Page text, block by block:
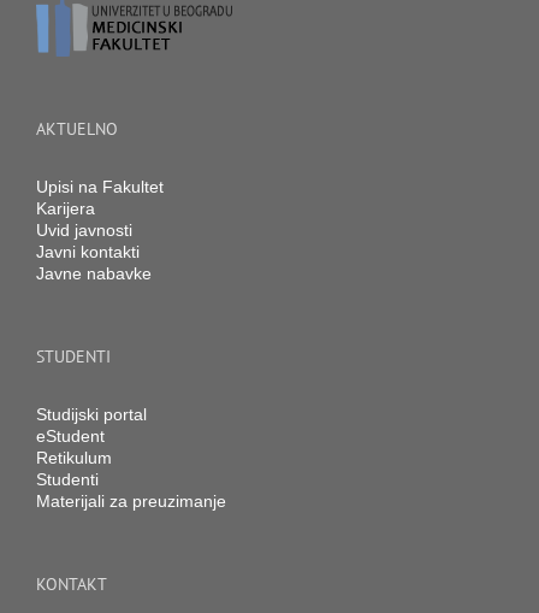
AKTUELNO
Upisi na Fakultet
Karijera
Uvid javnosti
Javni kontakti
Javne nabavke
STUDENTI
Studijski portal
eStudent
Retikulum
Studenti
Materijali za preuzimanje
KONTAKT